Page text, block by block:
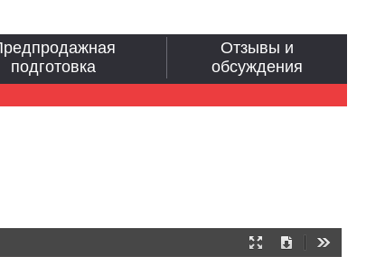
Presentation
Download
подготовка
Отзывы и
обсуждения